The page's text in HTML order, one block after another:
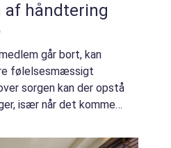
af håndtering
går bort, kan
følelsesmæssigt
sorgen kan der opstå
især når det kommer